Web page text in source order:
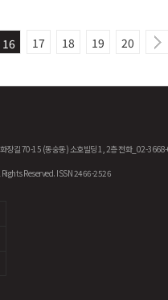
16 17 18 19 20
장길 70-15 (동숭동) 소호빌딩 1, 2층 전화_02-
Reserved. ISSN 2466-2526